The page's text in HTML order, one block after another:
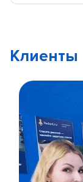
Клиенты